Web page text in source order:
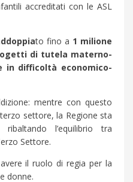
accreditati con le ASL
to fino a 1 milione
di tutela materno-
in difficoltà economico-
mentre con questo
settore, la Regione sta
l’equilibrio tra
Settore.
il ruolo di regia per la
donne.